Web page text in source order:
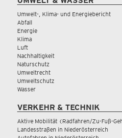
Umwelt-, Klima- und Energiebericht
Abfall
Energie
Klima
Luft
Nachhaltigkeit
Naturschutz
Umweltrecht
Umweltschutz
Wasser
VERKEHR & TECHNIK
Aktive Mobilität (Radfahren/Zu-Fuß-
Landesstraßen in Niederösterreich